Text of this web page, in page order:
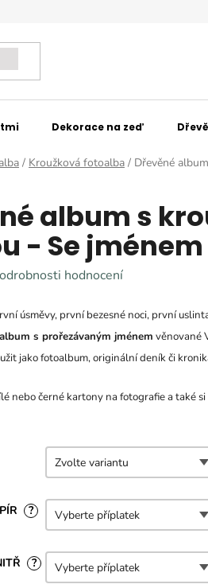
SPOLUpracujte
Dekorace na zeď
/ Kroužková fotoalba / Dřevěné
album s
- Se jménem
hodnocení
úsměvy, první bezesné noci, první
album s prořezávaným jménem věnované
jako fotoalbum, originální deník či
nebo černé kartony na fotografie a také
?
?